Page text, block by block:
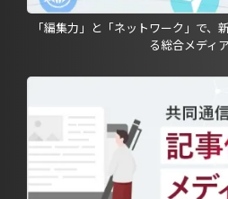
「編集力」と「ネットワーク」で、
る総合メディ